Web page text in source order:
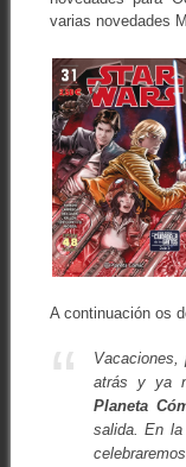
varias novedades
A continuación os
Vacaciones,
atrás y ya
Planeta
salida. En la